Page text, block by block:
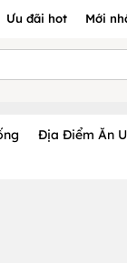
Ưu đãi hot Mới
Địa Điểm Ăn